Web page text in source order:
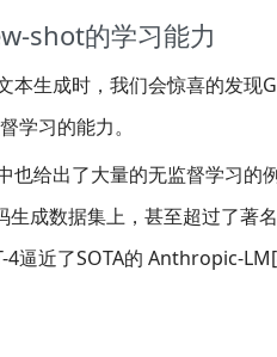
shot的学习能力
本生成时，我们会惊喜的发
学习的能力。
也给出了大量的无监督学习
成数据集上，甚至超过了著
逼近了SOTA的 Anthropic-